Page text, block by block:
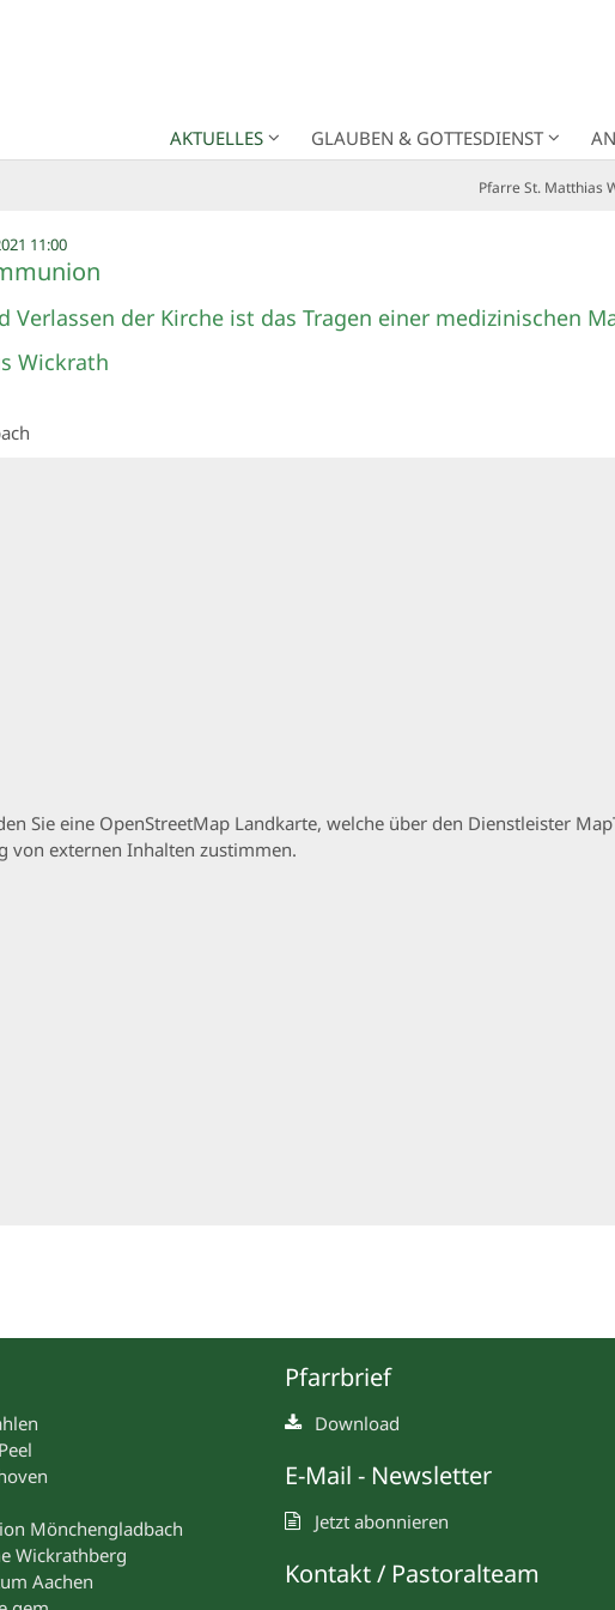
AKTUELLES GLAUBEN & GOTTESDIENST
Pfarre St. Matthias
11:00:
Verlassen der Kirche ist das Tragen einer medizinischen
Wickrath
Sie eine OpenStreetMap Landkarte, welche über den Dienstleister
von externen Inhalten zustimmen.
Mönchengladbach
Wickrathberg
Aachen
Pfarrbrief
Download
E-Mail - Newsletter
Jetzt abonnieren
Kontakt / Pastoralteam